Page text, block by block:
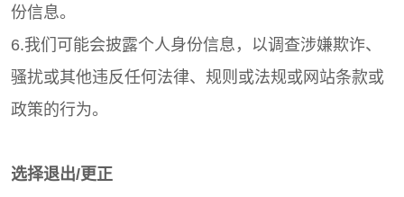
份信息。
6.我们可能会披露个人身份信息，以调查涉嫌欺诈、
骚扰或其他违反任何法律、规则或法规或网站条款或
政策的行为。
选择退出/更正